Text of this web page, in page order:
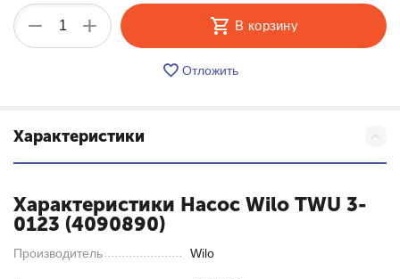
+
− В корзину
Отложить
Характеристики
Характеристики Насос Wilo TWU 3-
0123 (4090890)
Производитель Wilo